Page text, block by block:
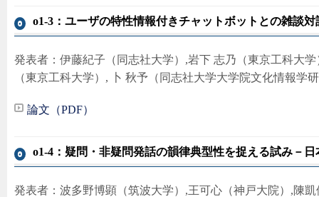
o1-3：ユーザの特性情報付きチャットボットとの雑談
発表者：伊藤紀子（同志社大学）,岩下 志乃（東京工科大
（東京工科大学）, 卜 秋予（同志社大学大学院文化情報学
論文（PDF）
o1-4：疑問・非疑問発話の韻律典型性を捉える試み－
発表者：波多野博顕（筑波大学）,王可心（神戸大院）,陳